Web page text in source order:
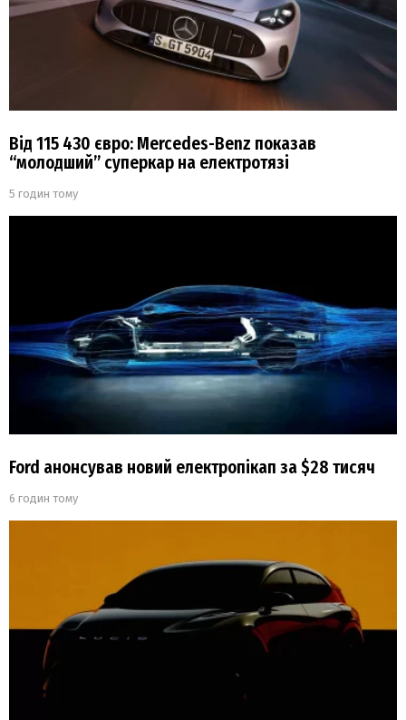
Від 115 430 євро: Mercedes-Benz показав
“молодший” суперкар на електротязі
5 годин тому
Ford анонсував новий електропікап за $28 тисяч
6 годин тому